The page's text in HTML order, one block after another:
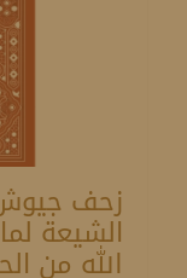
زحف
الشيعة
الله من